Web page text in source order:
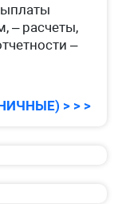
– расчеты,
–
> > >